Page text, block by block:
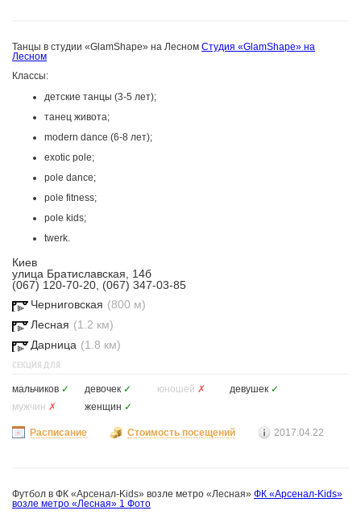
Танцы в студии «GlamShape» на Лесном Студия «GlamShape» на
Лесном
Классы:
детские танцы (3-5 лет);
танец живота;
modern dance (6-8 лет);
exotic pole;
pole dance;
pole fitness;
pole kids;
twerk.
Киев
улица Братиславская, 14б
(067) 120-70-20, (067) 347-03-85
Черниговская (800 м)
Лесная (1.2 км)
Дарница (1.8 км)
СЕКЦИЯ ДЛЯ
мальчиков ✓ девочек ✓ юношей ✗ девушек ✓
мужчин ✗ женщин ✓
Расписание Стоимость посещений 2017.04.22
Футбол в ФК «Арсенал-Kids» возле метро «Лесная» ФК «Арсенал-Kids»
возле метро «Лесная» 1 Фото